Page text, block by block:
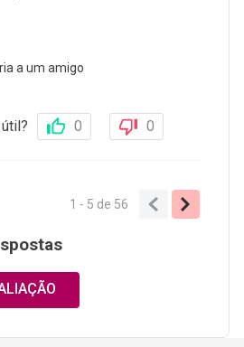
a um amigo
0 0
1 - 5 de 56